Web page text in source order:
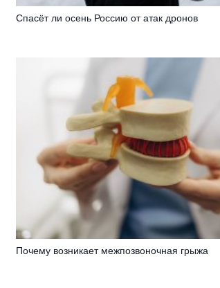
Спасёт ли осень Россию от атак дронов
Почему возникает межпозвоночная грыжа